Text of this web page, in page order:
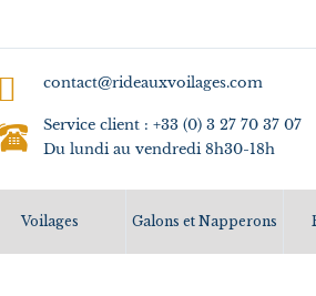
contact@rideauxvoilages.com
Service client : +33 (0) 3 27 70 37 07
Du lundi au vendredi 8h30-18h
Voilages Galons et Napperons